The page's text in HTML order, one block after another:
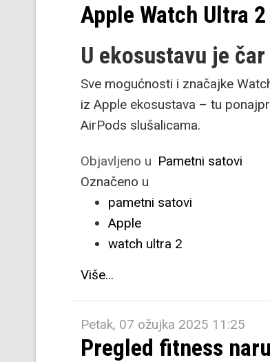
Apple Watch Ultra 2
U ekosustavu je čar
Sve mogućnosti i značajke
iz Apple ekosustava – tu
AirPods slušalicama.
Objavljeno u Pametni satovi
Označeno u
pametni satovi
Apple
watch ultra 2
Više...
Petak, 07 ožujka 2025 11:25
Pregled fitness